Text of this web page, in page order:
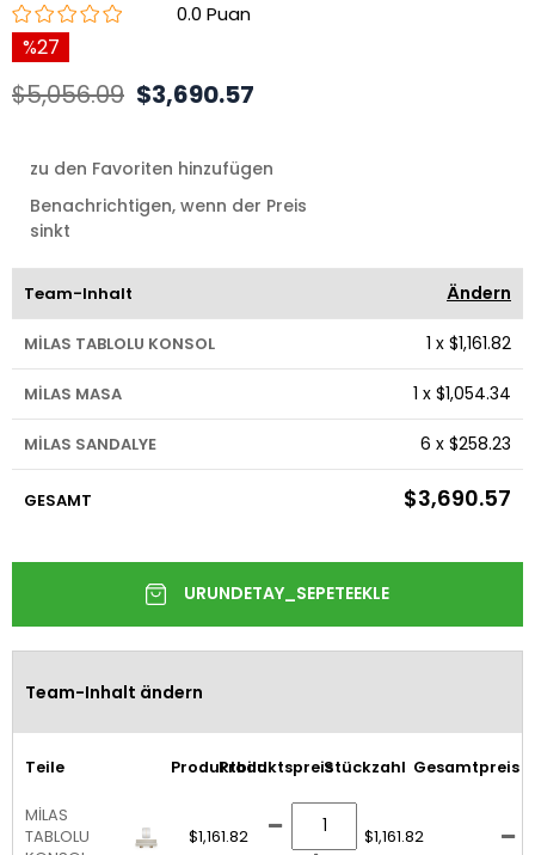
0.0
27
$5,056.09 $3,690.57
zu den Favoriten hinzufügen
Benachrichtigen, wenn der Preis
sinkt
Team-Inhalt Ändern
MİLAS TABLOLU KONSOL 1 x $1,161.82
MİLAS MASA 1 x $1,054.34
MİLAS SANDALYE 6 x $258.23
GESAMT $3,690.57
Team-Inhalt ändern
Teile ProduktbildProduktspreisStückzahl Gesamtpreis
MİLAS
TABLOLU
$1,161.82 $1,161.82